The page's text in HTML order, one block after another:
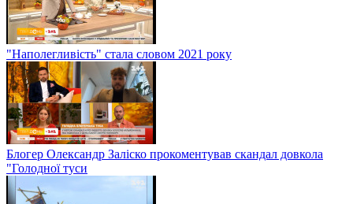
"Наполегливість" стала словом 2021 року
Блогер Олександр Заліско прокоментував скандал довкола
"Голодної туси